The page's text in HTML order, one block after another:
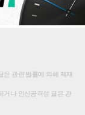
은 관련 법률에 의해 제재
거나 인신공격성 글은 관